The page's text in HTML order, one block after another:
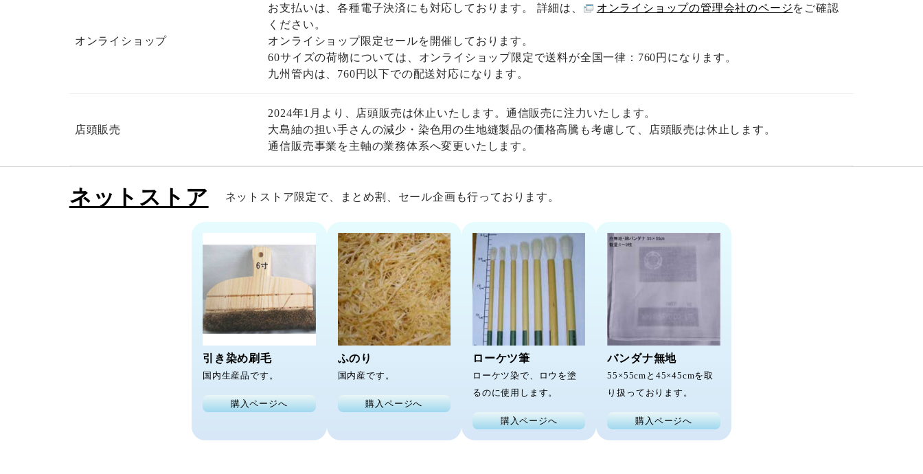
オンライショップ
お支払いは、各種電子決済にも対応しております。 詳細は、 オンライショップの管理会社のページをご確認
ください。
オンライショップ限定セールを開催しております。
60サイズの荷物については、オンライショップ限定で送料が全国一律：760円になります。
九州管内は、760円以下での配送対応になります。
店頭販売
2024年1月より、店頭販売は休止いたします。通信販売に注力いたします。
大島紬の担い手さんの減少・染色用の生地縫製品の価格高騰も考慮して、店頭販売は休止します。
通信販売事業を主軸の業務体系へ変更いたします。
ネットストア ネットストア限定で、まとめ割、セール企画も行っております。
引き染め刷毛
国内生産品です。
購入ページへ
ふのり
国内産です。
購入ページへ
ローケツ筆
ローケツ染で、ロウを塗
るのに使用します。
購入ページへ
バンダナ無地
55×55cmと45×45cmを取
り扱っております。
購入ページへ